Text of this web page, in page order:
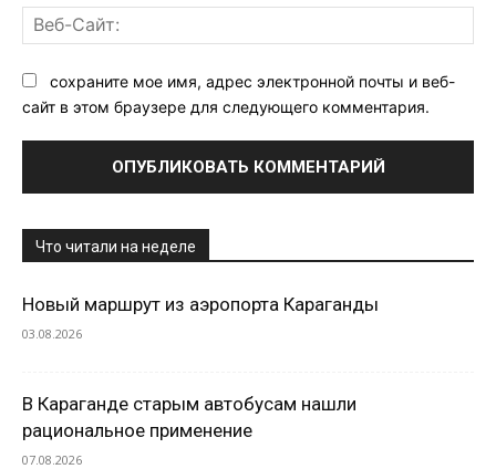
сохраните мое имя, адрес электронной почты и веб-
сайт в этом браузере для следующего комментария.
Что читали на неделе
Новый маршрут из аэропорта Караганды
03.08.2026
В Караганде старым автобусам нашли
рациональное применение
07.08.2026